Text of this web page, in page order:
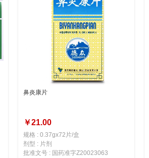
鼻炎康片
￥21.00
规格 : 0.37gx72片/盒
剂型 : 片剂
批准文号 : 国药准字Z20023063